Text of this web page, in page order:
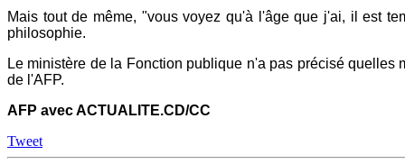
Mais tout de même, "vous voyez qu'à l'âge que j'ai, il est
philosophie.
Le ministère de la Fonction publique n'a pas précisé
de l'AFP.
AFP avec ACTUALITE.CD/CC
Tweet